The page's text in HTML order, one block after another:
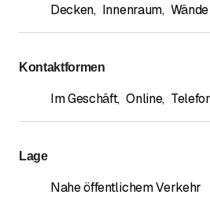
Decken, Innenraum, Wände
Kontaktformen
Im Geschäft, Online,
Lage
Nahe öffentlichem Verkehr